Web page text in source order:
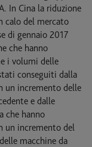
In Cina la riduzione
calo del mercato
di gennaio 2017
che hanno
i volumi delle
conseguiti dalla
un incremento delle
e dalle
che hanno
un incremento del
macchine da